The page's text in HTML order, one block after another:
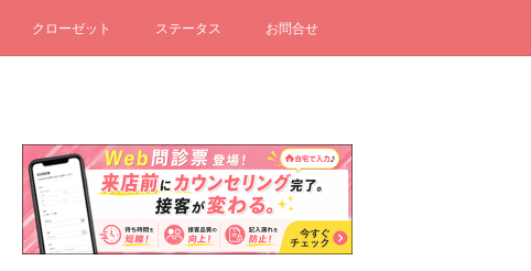
クローゼット ステータス お問合せ